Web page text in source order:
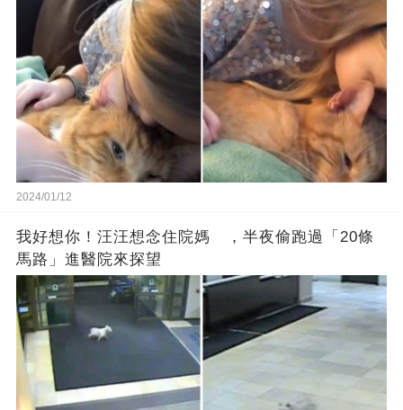
2024/01/12
我好想你！汪汪想念住院媽 ，半夜偷跑過「20條
馬路」進醫院來探望